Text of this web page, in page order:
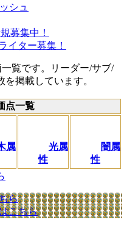
シュ
募集中！
イター募集！
覧です。リーダー/サブ/
掲載しています。
点一覧
属
光属
性
闇属
性
ら
こちら